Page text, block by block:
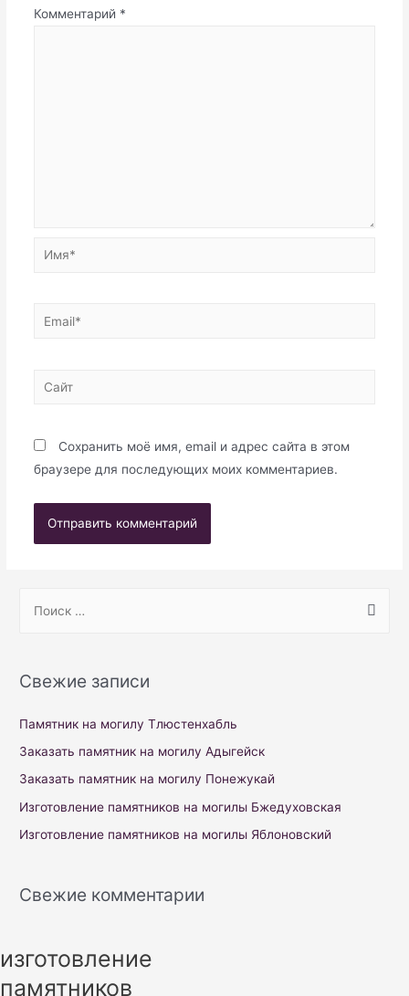
Комментарий *
Имя*
Email*
Сайт
Сохранить моё имя, email и адрес сайта в этом
браузере для последующих моих комментариев.
r
h
f
o
Свежие записи
Памятник на могилу Тлюстенхабль
Заказать памятник на могилу Адыгейск
Заказать памятник на могилу Понежукай
Изготовление памятников на могилы Бжедуховская
Изготовление памятников на могилы Яблоновский
Свежие комментарии
изготовление
памятников